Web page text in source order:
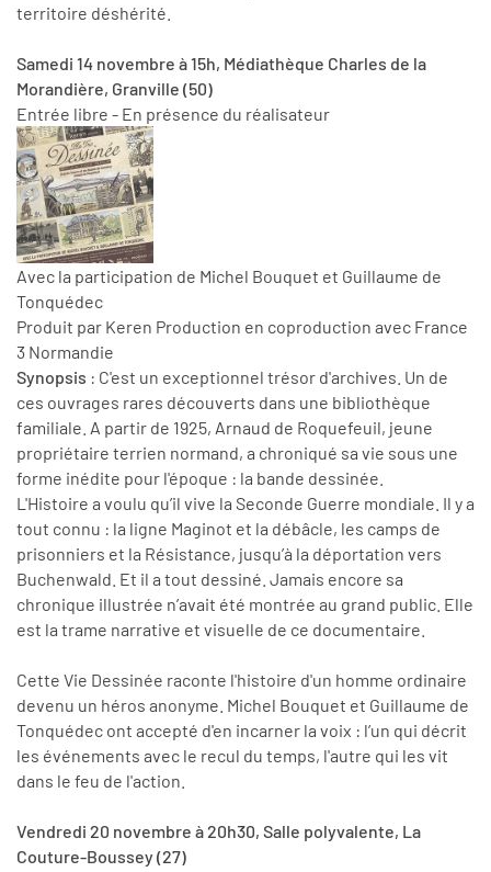
territoire déshérité.
Samedi 14 novembre à 15h, Médiathèque Charles de la
Morandière, Granville (50)
Entrée libre - En présence du réalisateur
Avec la participation de Michel Bouquet et Guillaume de
Tonquédec
Produit par Keren Production en coproduction avec France
3 Normandie
Synopsis : C'est un exceptionnel trésor d'archives. Un de
ces ouvrages rares découverts dans une bibliothèque
familiale. A partir de 1925, Arnaud de Roquefeuil, jeune
propriétaire terrien normand, a chroniqué sa vie sous une
forme inédite pour l'époque : la bande dessinée.
L'Histoire a voulu qu’il vive la Seconde Guerre mondiale. Il y a
tout connu : la ligne Maginot et la débâcle, les camps de
prisonniers et la Résistance, jusqu’à la déportation vers
Buchenwald. Et il a tout dessiné. Jamais encore sa
chronique illustrée n’avait été montrée au grand public. Elle
est la trame narrative et visuelle de ce documentaire.
Cette Vie Dessinée raconte l'histoire d'un homme ordinaire
devenu un héros anonyme. Michel Bouquet et Guillaume de
Tonquédec ont accepté d'en incarner la voix : l’un qui décrit
les événements avec le recul du temps, l'autre qui les vit
dans le feu de l'action.
Vendredi 20 novembre à 20h30, Salle polyvalente, La
Couture-Boussey (27)